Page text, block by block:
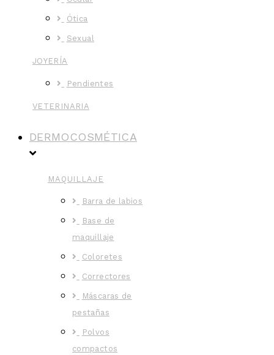
Ótica
Sexual
JOYERÍA
Pendientes
VETERINARIA
DERMOCOSMÉTICA
MAQUILLAJE
Barra de labios
Base de
maquillaje
Coloretes
Correctores
Máscaras de
pestañas
Polvos
compactos